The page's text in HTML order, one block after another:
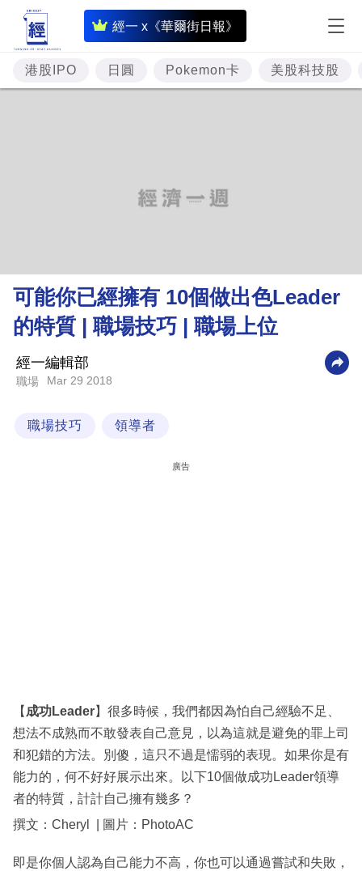
經一 x《華爾街日報》
即
時
財
經
理
財
商
科
區
港股IPO 日圓 Pokemon卡 美股科技股
可能你已經擁有 10個做出色Leader
的特質 | 職場技巧 | 職場上位
經一編輯部
職場 Mar 29 2018
職場技巧 領導者
廣告
【 成功Leader】很多時候，我們都因為怕自己經驗不足、
想法不成熟而不敢發表自己意見，以為這就是避免的罪上司
和犯錯的方法。別傻，這只不過是懦弱的表現。如果你是有
能力的，何不好好展示出來。以下10個做成功Leader領導
者的特質，計計自己擁有幾多？
撰文：Cheryl | 圖片：PhotoAC
即是你個人認為自己能力不高，你也可以通過嘗試和失敗，